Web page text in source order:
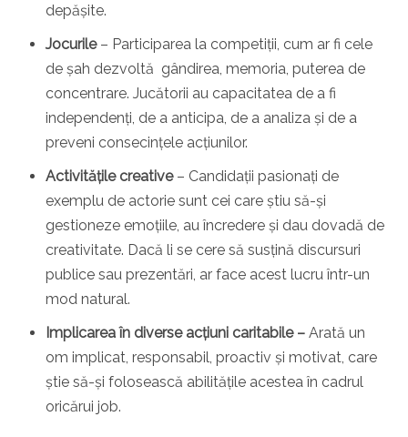
depășite.
Jocurile– Participarea la competiții, cum ar fi cele
de șah dezvoltă gândirea, memoria, puterea de
concentrare. Jucătorii au capacitatea de a fi
independenți, de a anticipa, de a analiza și de a
preveni consecințele acțiunilor.
Activitățile creative – Candidații pasionați de
exemplu de actorie sunt cei care știu să-și
gestioneze emoțiile, au încredere și dau dovadă de
creativitate. Dacă li se cere să susțină discursuri
publice sau prezentări, ar face acest lucru într-un
mod natural.
Implicarea în diverse acțiuni caritabile – Arată un
om implicat, responsabil, proactiv și motivat, care
știe să-și folosească abilitățile acestea în cadrul
oricărui job.